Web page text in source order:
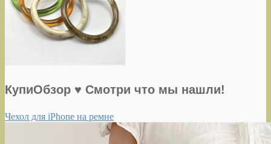
КупиОбзор ♥ Смотри что мы нашли!
Чехол для iPhone на ремне